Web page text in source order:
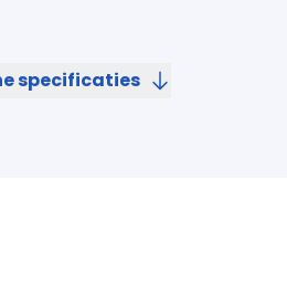
specificaties